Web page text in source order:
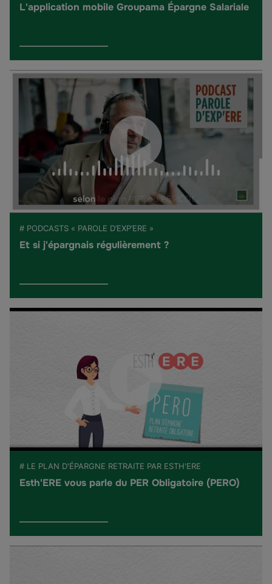
L'application mobile Groupama Épargne Salariale
# PODCASTS « PAROLE D’EXP’ERE »
Et si j'épargnais régulièrement ?
# LE PLAN D'ÉPARGNE RETRAITE PAR ESTH'ERE
Esth'ERE vous parle du PER Obligatoire (PERO)